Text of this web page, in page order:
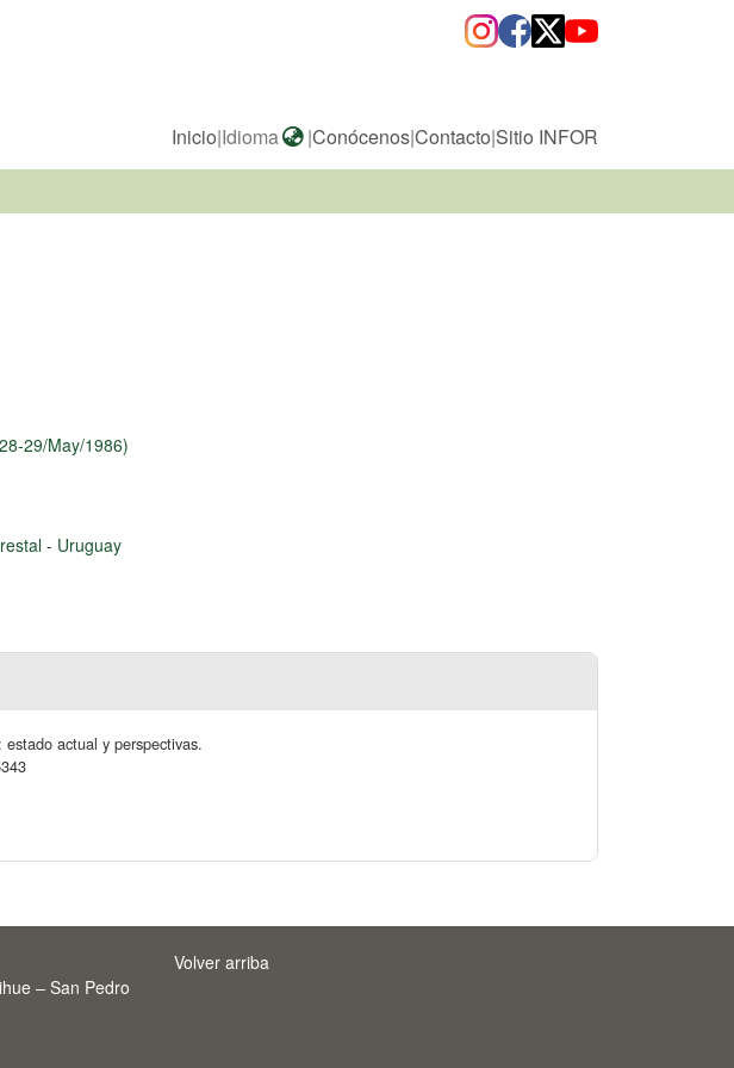
Inicio|Idioma |Conócenos|Contacto|Sitio INFOR
29/May/1986)
- Uruguay
actual y perspectivas.
– San Pedro
Volver arriba